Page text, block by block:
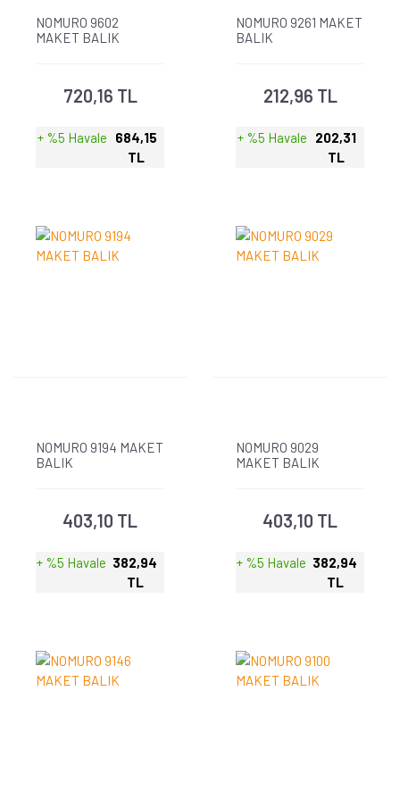
NOMURO 9602
MAKET BALIK
720,16 TL
+ %5 Havale
684,15
TL
NOMURO 9261 MAKET
BALIK
212,96 TL
+ %5 Havale
202,31
TL
NOMURO 9194 MAKET
BALIK
403,10 TL
+ %5 Havale 382,94
TL
NOMURO 9029
MAKET BALIK
403,10 TL
+ %5 Havale 382,94
TL